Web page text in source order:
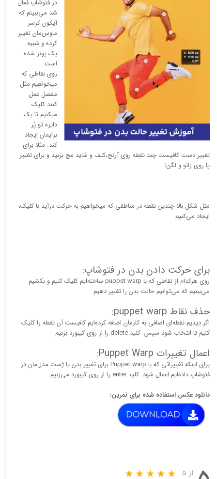
در فتوشاپ فعال
شد می‌ببینم که
آیکون کرسر
ماوس‌مان تغییر
کرده و شبیه
یک پونز شده
است.
روی نقاطی که
میخواهیم مثل
مفصل عمل
کنند کلیک
میکنیم تا یک
دایره تو پُر
برایمان ایجاد
کند. مثلا برای
تغییر دست کافیست چند نقطه روی آرنج،‌کتف و شاید مچ بزنید و برای تغییر
پا روی زانو و لگن!
مثل شکل بالا چندین نقطه در مناطقی که میخواهیم به حرکت درآید با کلیک،
ایجاد می‌کنیم
برای حرکت دادن بدن در فتوشاپ:
روی هرکدام از نقاطی که با puppet warp ساخته‌ایم کلیک کنیم و بکشیم
می‌ببنیم که می‌توانیم حالت بدن را تغییر دهیم
حذف نقاط puppet warp:
اگر دیدیم نقطه‌ای اضافی به کارمان اضافه کرده‌ایم کافیست آن نقطه را کلیک
کنیم تا انتخاب شود سپس کلید delete را از روی کیبورد بزنیم
اعمال تغییرات Puppet Warp:
برای اینکه تغییراتی که با Puppet warp برای تغییر بدن یا ژست مدل‌مان در
فتوشاپ داده‌ایم اعمال شود. کلید enter را از روی کیبورد می‌زنیم
دانلود عکس استفاده شده برای تمرین:
از ۵